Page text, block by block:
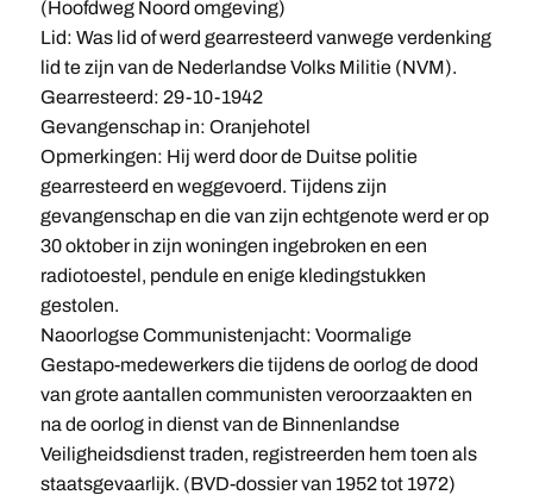
(Hoofdweg Noord omgeving)
Lid: Was lid of werd gearresteerd vanwege verdenking
lid te zijn van de Nederlandse Volks Militie (NVM).
Gearresteerd: 29-10-1942
Gevangenschap in: Oranjehotel
Opmerkingen: Hij werd door de Duitse politie
gearresteerd en weggevoerd. Tijdens zijn
gevangenschap en die van zijn echtgenote werd er op
30 oktober in zijn woningen ingebroken en een
radiotoestel, pendule en enige kledingstukken
gestolen.
Naoorlogse Communistenjacht: Voormalige
Gestapo-medewerkers die tijdens de oorlog de dood
van grote aantallen communisten veroorzaakten en
na de oorlog in dienst van de Binnenlandse
Veiligheidsdienst traden, registreerden hem toen als
staatsgevaarlijk. (BVD-dossier van 1952 tot 1972)